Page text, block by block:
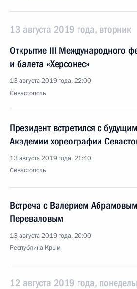
13 августа 2019 года, вторник
Открытие III Международного
и балета «Херсонес»
13 августа 2019 года, 22:00
Севастополь
Президент встретился с
Академии хореографии
13 августа 2019 года, 21:40
Севастополь
Встреча с Валерием
Переваловым
13 августа 2019 года, 20:00
Республика Крым
12 августа 2019 года,